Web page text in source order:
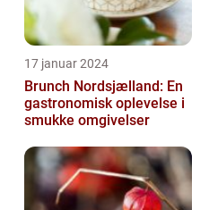
17 januar 2024
Brunch Nordsjælland: En
gastronomisk oplevelse i
smukke omgivelser